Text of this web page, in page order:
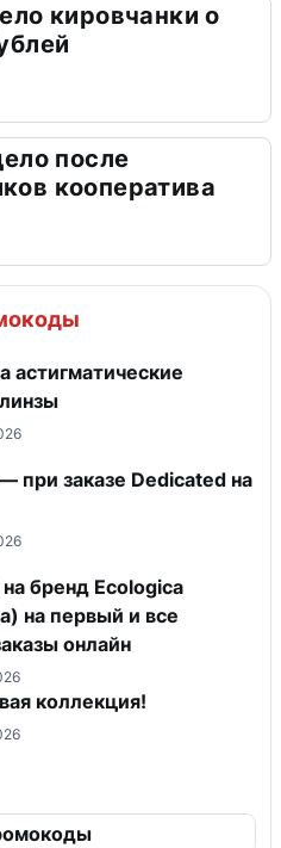
кировчанки о
после
кооператива
астигматические
при заказе Dedicated на
бренд Ecologica
на первый и все
онлайн
коллекция!